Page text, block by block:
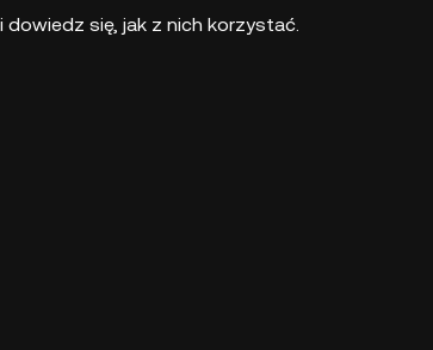
się, jak z nich korzystać.